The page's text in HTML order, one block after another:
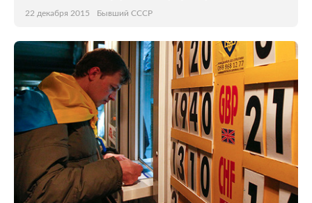
22 декабря 2015 Бывший СССР